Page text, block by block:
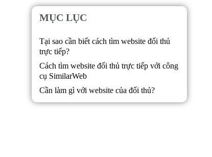
MỤC LỤC
Tại sao cần biết cách tìm website đối thủ
trực tiếp?
Cách tìm website đối thủ trực tiếp với công
cụ SimilarWeb
Cần làm gì với website của đối thủ?